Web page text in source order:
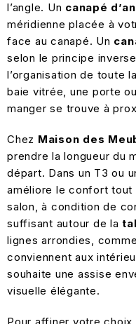
l’angle. Un canapé
méridienne placée à
face au canapé. Un
selon le principe
l’organisation de toute
baie vitrée, une porte
manger se trouve à
Chez Maison des
prendre la longueur du
départ. Dans un T3 ou
améliore le confort tout
salon, à condition de
suffisant autour de la
lignes arrondies,
conviennent aux
souhaite une assise
visuelle élégante.